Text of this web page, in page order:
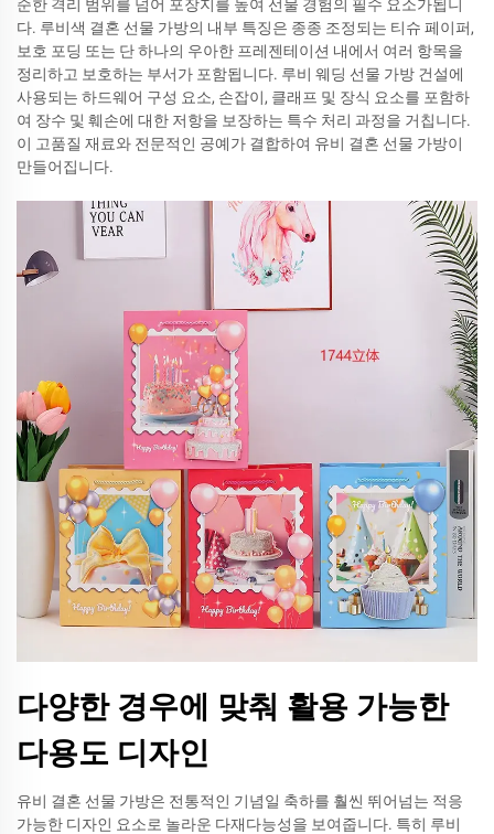
순한 격리 범위를 넘어 포장지를 높여 선물 경험의 필수 요소가됩니
다. 루비색 결혼 선물 가방의 내부 특징은 종종 조정되는 티슈 페이퍼,
보호 포딩 또는 단 하나의 우아한 프레젠테이션 내에서 여러 항목을
정리하고 보호하는 부서가 포함됩니다. 루비 웨딩 선물 가방 건설에
사용되는 하드웨어 구성 요소, 손잡이, 클래프 및 장식 요소를 포함하
여 장수 및 훼손에 대한 저항을 보장하는 특수 처리 과정을 거칩니다.
이 고품질 재료와 전문적인 공예가 결합하여 유비 결혼 선물 가방이
만들어집니다.
다양한 경우에 맞춰 활용 가능한
다용도 디자인
유비 결혼 선물 가방은 전통적인 기념일 축하를 훨씬 뛰어넘는 적응
가능한 디자인 요소로 놀라운 다재다능성을 보여줍니다. 특히 루비